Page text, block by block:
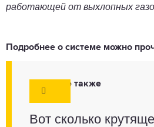
работающей от выхлопных
Подробнее о системе можно
Смотрите также
Вот сколько